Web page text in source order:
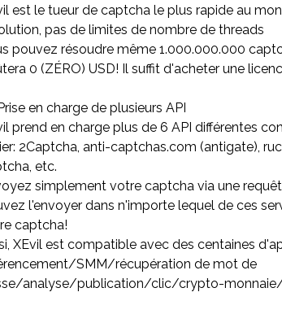
est le tueur de captcha le plus rapide au
pas de limites de nombre de threads
pouvez résoudre même 1.000.000.000
0 (ZÉRO) USD! Il suffit d'acheter une
en charge de plusieurs API
prend en charge plus de 6 API différentes
2Captcha, anti-captchas.com (antigate),
etc.
simplement votre captcha via une
l'envoyer dans n'importe lequel de ces
captcha!
XEvil est compatible avec des centaines
SMM/récupération de mot de
analyse/publication/clic/crypto-